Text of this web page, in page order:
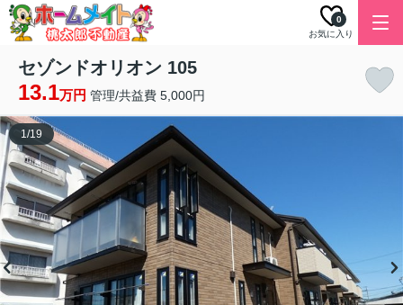
お気に入り
0
セゾンドオリオン 105
13.1万円 管理/共益費 5,000円
1/19